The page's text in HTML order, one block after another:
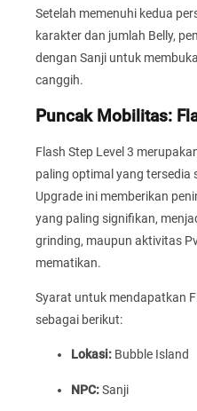
Setelah memenuhi kedua
karakter dan jumlah Belly,
dengan Sanji untuk
canggih.
Puncak Mobilitas:
Flash Step Level 3
paling optimal yang tersedia
Upgrade ini memberikan
yang paling signifikan,
grinding, maupun aktivitas
mematikan.
Syarat untuk mendapatkan
sebagai berikut:
Lokasi: Bubble Island
NPC:Sanji